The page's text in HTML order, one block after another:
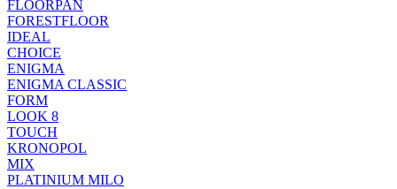
FLOORPAN
FORESTFLOOR
IDEAL
CHOICE
ENIGMA
ENIGMA CLASSIC
FORM
LOOK 8
TOUCH
KRONOPOL
MIX
PLATINIUM MILO